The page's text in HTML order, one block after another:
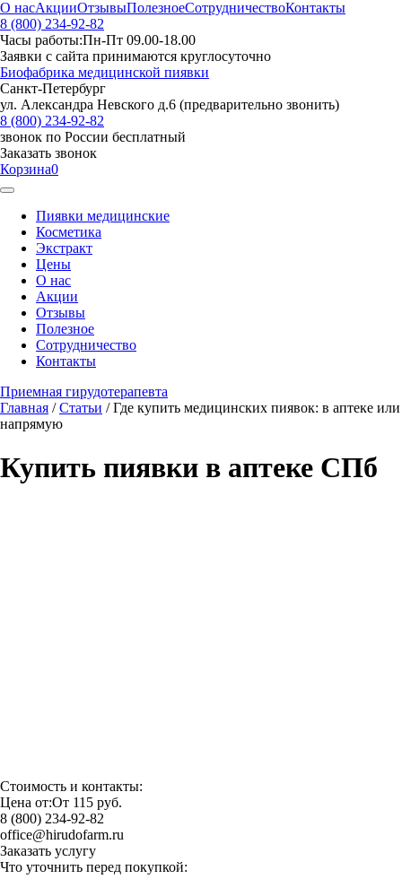
О насАкцииОтзывыПолезноеСотрудничествоКонтакты
8 (800) 234-92-82
Часы работы:Пн-Пт 09.00-18.00
Заявки с сайта принимаются круглосуточно
Биофабрика медицинской пиявки
Санкт-Петербург
ул. Александра Невского д.6 (предварительно звонить)
8 (800) 234-92-82
звонок по России бесплатный
Заказать звонок
Корзина0
Пиявки медицинские
Косметика
Экстракт
Цены
О нас
Акции
Отзывы
Полезное
Сотрудничество
Контакты
Приемная гирудотерапевта
Главная /Статьи /Где купить медицинских пиявок: в аптеке или
напрямую
Купить пиявки в аптеке СПб
Стоимость и контакты:
Цена от:От 115 руб.
8 (800) 234-92-82
office@hirudofarm.ru
Заказать услугу
Что уточнить перед покупкой: